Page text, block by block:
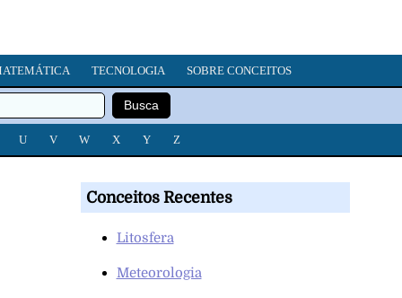
TECNOLOGIA SOBRE CONCEITOS
U V W X Y Z
Conceitos Recentes
Litosfera
Meteorologia